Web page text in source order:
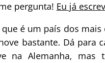
pergunta! Eu já
é um país dos
bastante. Dá
na Alemanha,